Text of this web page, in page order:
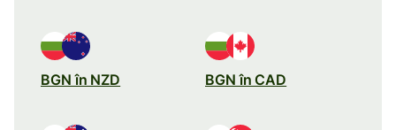
BGN în NZD BGN în CAD